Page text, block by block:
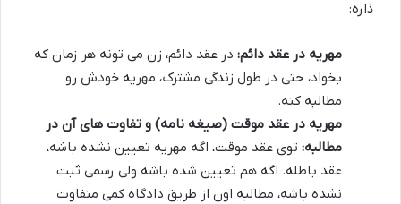
ذاره:
مهریه در عقد دائم: در عقد دائم، زن می تونه هر زمان که
بخواد، حتی در طول زندگی مشترک، مهریه خودش رو
مطالبه کنه.
مهریه در عقد موقت (صیغه نامه) و تفاوت های آن در
مطالبه: توی عقد موقت، اگه مهریه تعیین نشده باشه،
عقد باطله. اگه هم تعیین شده باشه ولی رسمی ثبت
نشده باشه، مطالبه اون از طریق دادگاه کمی متفاوت